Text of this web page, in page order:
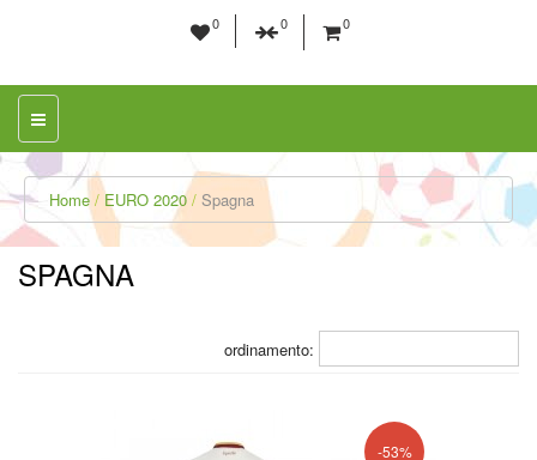
0 0 0
Home EURO 2020 Spagna
SPAGNA
ordinamento:
-53%